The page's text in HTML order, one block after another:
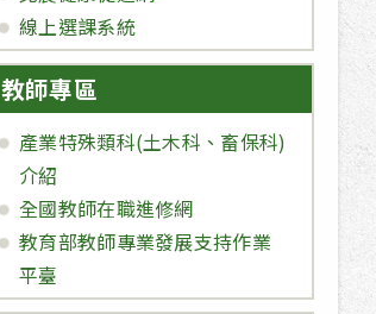
線上選課系統
教師專區
產業特殊類科(土木科、畜保科)
介紹
全國教師在職進修網
教育部教師專業發展支持作業
平臺